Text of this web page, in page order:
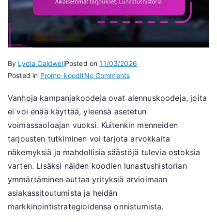
By Lydia CaldwellPosted on11/03/2026
Posted in Promo-kooditNo Commentson
kampanjakoodit:
Kampanjakoodit,
Aikaisemmat
tarjoukset,
Lunastushistoria
Vanhoja kampanjakoodeja ovat alennuskoodeja, joita
ei voi enää käyttää, yleensä asetetun
voimassaoloajan vuoksi. Kuitenkin menneiden
tarjousten tutkiminen voi tarjota arvokkaita
näkemyksiä ja mahdollisia säästöjä tulevia ostoksia
varten. Lisäksi näiden koodien lunastushistorian
ymmärtäminen auttaa yrityksiä arvioimaan
asiakassitoutumista ja heidän
markkinointistrategioidensa onnistumista.